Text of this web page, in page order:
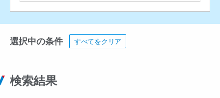
選択中の条件 すべてをクリア
検索結果